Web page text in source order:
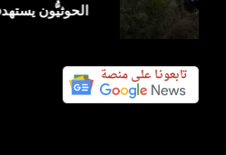
الحوثيُّون يستهدفون مصفاة